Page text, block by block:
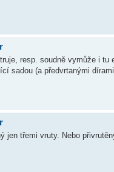
resp. soudně vymůže i
sadou (a předvrtanými
jen třemi vruty. Nebo